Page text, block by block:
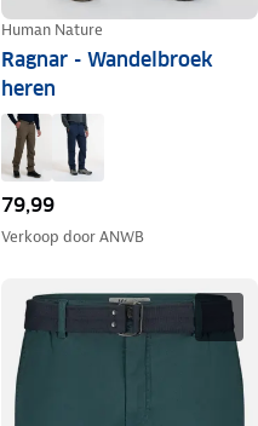
Human Nature
Ragnar - Wandelbroek
heren
79,99
Verkoop doorANWB